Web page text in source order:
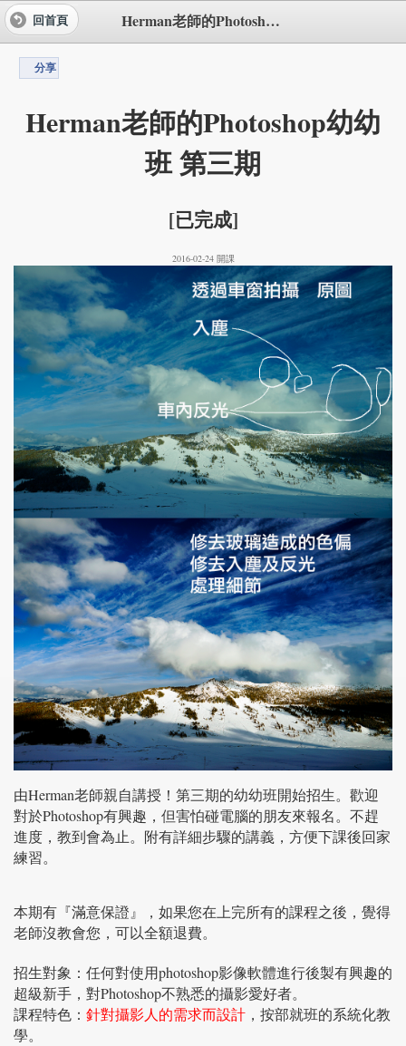
Herman老師的Photoshop幼幼班 第三期
回首頁
分享
Herman老師的Photoshop幼幼
班 第三期
[已完成]
2016-02-24 開課
由Herman老師親自講授！第三期的幼幼班開始招生。歡迎
對於Photoshop有興趣，但害怕碰電腦的朋友來報名。不趕
進度，教到會為止。附有詳細步驟的講義，方便下課後回家
練習。
本期有『滿意保證』，如果您在上完所有的課程之後，覺得
老師沒教會您，可以全額退費。
招生對象：任何對使用photoshop影像軟體進行後製有興趣的
超級新手，對Photoshop不熟悉的攝影愛好者。
課程特色： 針對攝影人的需求而設計 ，按部就班的系統化教
學。